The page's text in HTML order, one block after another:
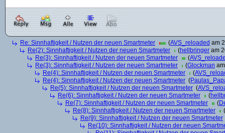
Re: Sinnhaftigkeit / Nutzen der neuen Smartmeter (AVS_reloaded am
Re(2): Sinnhaftigkeit / Nutzen der neuen Smartmeter
(hellbringer am
Re(3): Sinnhaftigkeit / Nutzen der neuen Smartmeter
(
Re(3): Sinnhaftigkeit / Nutzen der neuen Smartmeter
(Glockman
Re(4): Sinnhaftigkeit / Nutzen der neuen Smartmeter
(
Re(4): Sinnhaftigkeit / Nutzen der neuen Smartmeter (
Re(5): Sinnhaftigkeit / Nutzen der neuen Smartmeter (
Re(6): Sinnhaftigkeit / Nutzen der neuen Smartmeter
(
Re(7): Sinnhaftigkeit / Nutzen der neuen Smartmeter
(
Re(8): Sinnhaftigkeit / Nutzen der neuen Smartmeter
(
Re(9): Sinnhaftigkeit / Nutzen der neuen Smartmeter
Re(10): Sinnhaftigkeit / Nutzen der neuen